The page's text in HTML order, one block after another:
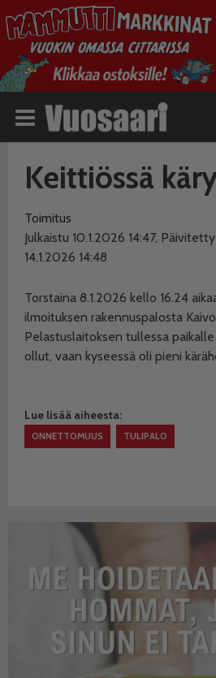
Keittiössä
Toimitus
Julkaistu 10.1.2026 14:47, Päivitetty
14.1.2026 14:48
Torstaina 8.1.2026 kello 16.24
ilmoituksen rakennuspalosta
Pelastuslaitoksen tullessa
ollut, vaan kyseessä oli pieni
Lue lisää aiheesta:
ONNETTOMUUS TULIPALO